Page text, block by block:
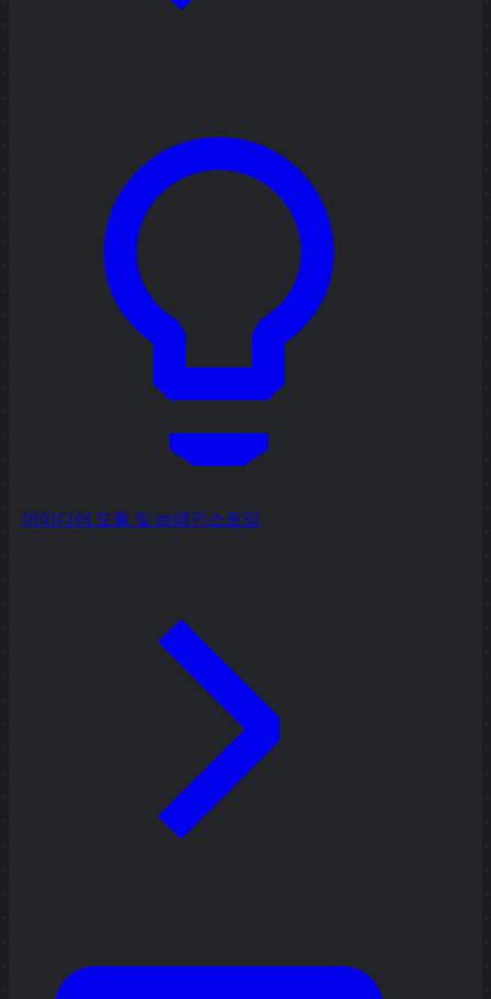
아이디어 도출 및 브레인스토밍